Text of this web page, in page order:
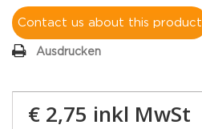
Contact us about this product
Ausdrucken
€ 2,75 inkl MwSt